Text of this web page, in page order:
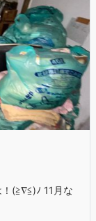
(≧∇≦)ﾉ 11月な